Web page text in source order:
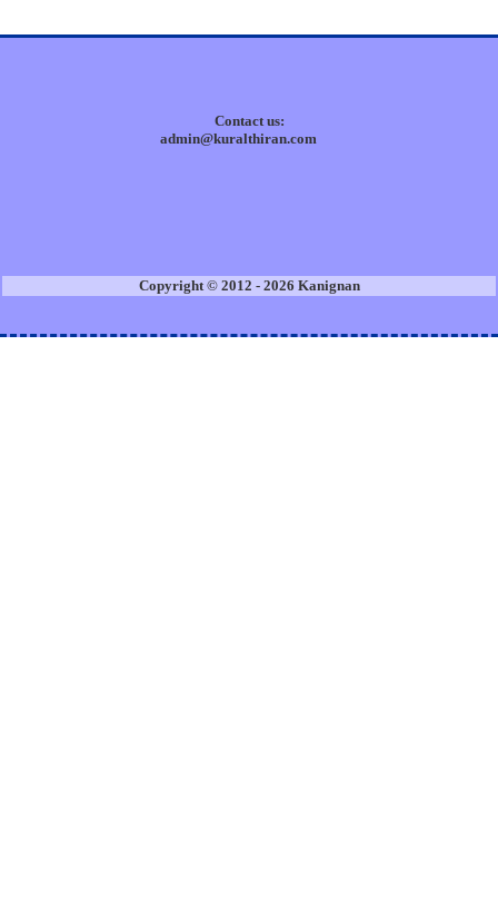
Contact us:
admin@kuralthiran.com
Copyright © 2012 - 2026 Kanignan